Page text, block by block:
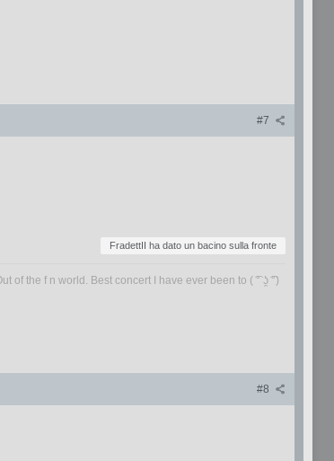
#7
FradettII ha dato un bacino sulla fronte
of the f n world. Best concert I have ever been to ( ͡° ʖ̯ ͡°)
#8